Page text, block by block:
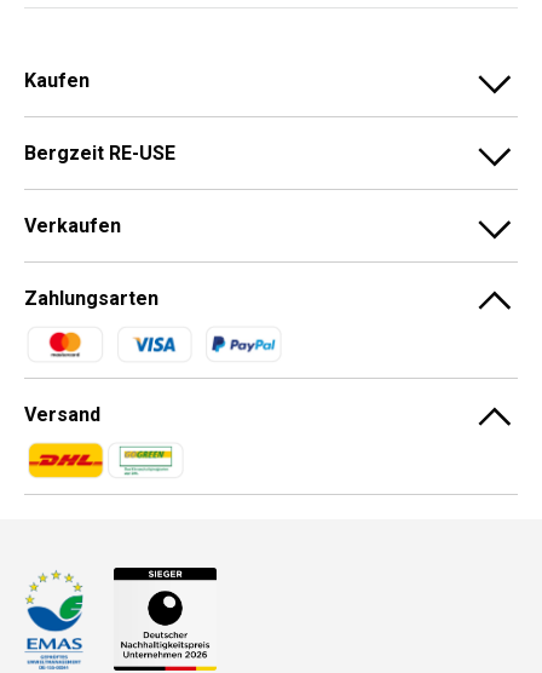
Kaufen
Bergzeit RE-USE
Verkaufen
Zahlungsarten
Zahlungsmethoden
Versand
Zahlungsmethoden
Zahlungsmethoden